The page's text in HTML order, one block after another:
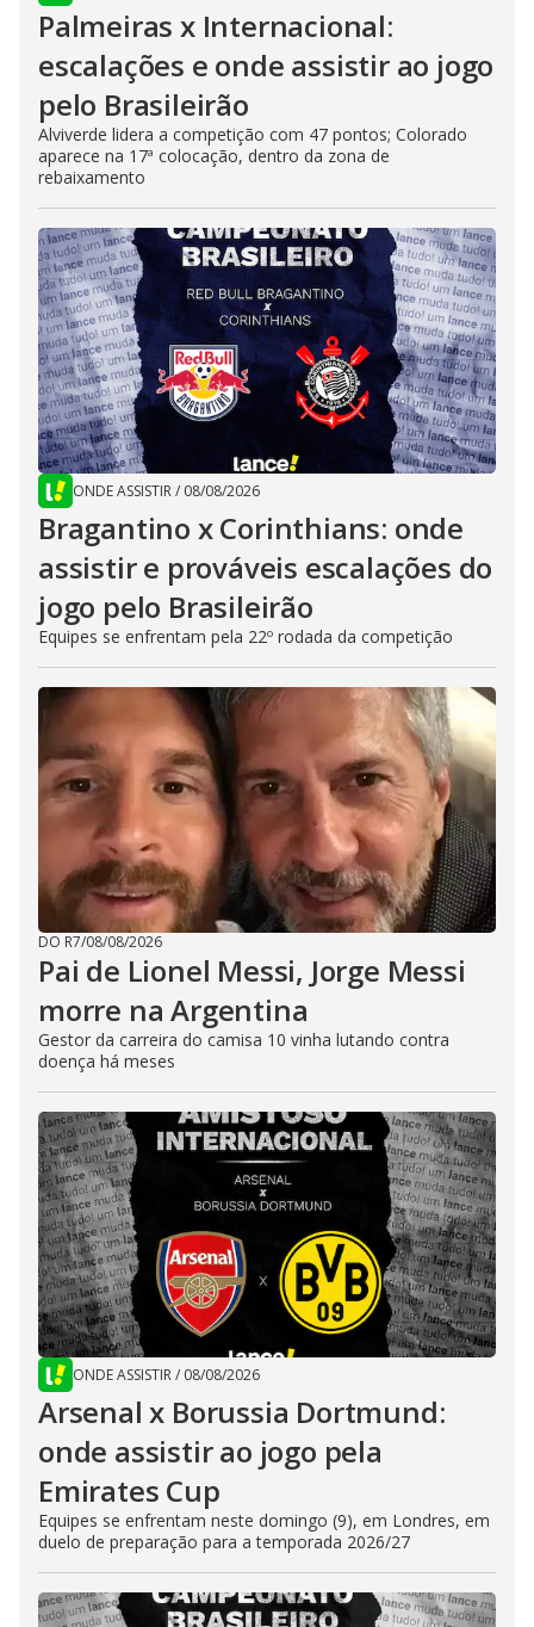
Palmeiras x Internacional:
escalações e onde assistir ao jogo
pelo Brasileirão
Alviverde lidera a competição com 47 pontos; Colorado
aparece na 17ª colocação, dentro da zona de
rebaixamento
ONDE ASSISTIR/ 08/08/2026
Bragantino x Corinthians: onde
assistir e prováveis escalações do
jogo pelo Brasileirão
Equipes se enfrentam pela 22º rodada da competição
DO R7/08/08/2026
Pai de Lionel Messi, Jorge Messi
morre na Argentina
Gestor da carreira do camisa 10 vinha lutando contra
doença há meses
ONDE ASSISTIR/ 08/08/2026
Arsenal x Borussia Dortmund:
onde assistir ao jogo pela
Emirates Cup
Equipes se enfrentam neste domingo (9), em Londres, em
duelo de preparação para a temporada 2026/27